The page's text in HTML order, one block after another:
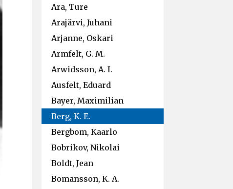
Ara, Ture
Arajärvi, Juhani
Arjanne, Oskari
Armfelt, G. M.
Arwidsson, A. I.
Ausfelt, Eduard
Bayer, Maximilian
Berg, K. E.
Bergbom, Kaarlo
Bobrikov, Nikolai
Boldt, Jean
Bomansson, K. A.